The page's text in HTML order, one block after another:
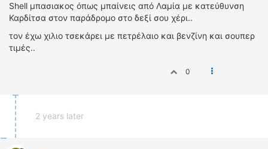
Shell μπασιακος όπως μπαίνεις από Λαμία με κατεύθυνση
Καρδίτσα στον παράδρομο στο δεξί σου χέρι..
τον έχω χιλιο τσεκάρει με πετρέλαιο και βενζίνη και σουπερ
τιμές..
0
2 years later